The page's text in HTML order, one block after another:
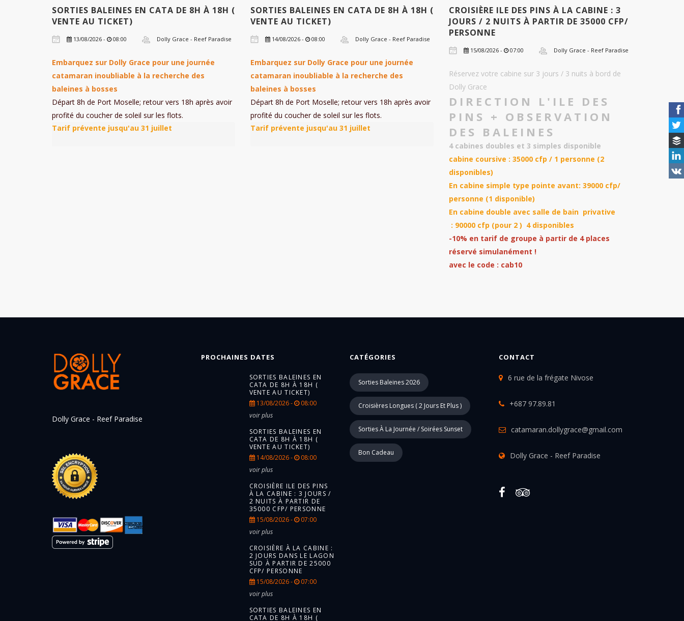
SORTIES BALEINES EN CATA DE 8H À 18H (
VENTE AU TICKET)
13/08/2026 - 08:00 Dolly Grace - Reef Paradise
Embarquez sur Dolly Grace pour une journée
catamaran inoubliable à la recherche des
baleines à bosses
Départ 8h de Port Moselle; retour vers 18h après avoir
profité du coucher de soleil sur les flots.
SORTIES BALEINES EN CATA DE 8H À 18H (
VENTE AU TICKET)
14/08/2026 - 08:00 Dolly Grace - Reef Paradise
Embarquez sur Dolly Grace pour une journée
catamaran inoubliable à la recherche des
baleines à bosses
Départ 8h de Port Moselle; retour vers 18h après avoir
profité du coucher de soleil sur les flots.
CROISIÈRE ILE DES PINS À LA CABINE : 3
JOURS / 2 NUITS À PARTIR DE 35000 CFP/
PERSONNE
15/08/2026 - 07:00 Dolly Grace - Reef Paradise
Réservez votre cabine sur 3 jours / 3 nuits à bord de
Dolly Grace
DIRECTION L'ILE DES
PINS + OBSERVATION
DES BALEINES
4 cabines doubles et 3 simples disponible
cabine coursive : 35000 cfp / 1 personne (2
disponibles)
En cabine simple type pointe avant: 39000 cfp/
personne (1 disponible)
En cabine double avec salle de bain privative
: 90000 cfp (pour 2 ) 4 disponibles
-10% en tarif de groupe à partir de 4 places
réservé simulanément !
avec le code : cab10
Dolly Grace - Reef Paradise
PROCHAINES DATES
SORTIES BALEINES EN
CATA DE 8H À 18H (
VENTE AU TICKET)
13/08/2026 -
08:00
voir plus
SORTIES BALEINES EN
CATA DE 8H À 18H (
VENTE AU TICKET)
14/08/2026 -
08:00
voir plus
CROISIÈRE ILE DES PINS
À LA CABINE : 3 JOURS /
2 NUITS À PARTIR DE
35000 CFP/ PERSONNE
15/08/2026 -
07:00
voir plus
CROISIÈRE À LA CABINE :
2 JOURS DANS LE LAGON
SUD À PARTIR DE 25000
CFP/ PERSONNE
15/08/2026 -
07:00
voir plus
SORTIES BALEINES EN
CATA DE 8H À 18H (
CATÉGORIES
Sorties Baleines 2026
Croisières Longues ( 2 Jours Et Plus )
Sorties À La Journée / Soirées Sunset
Bon Cadeau
CONTACT
6 rue de la frégate Nivose
+687 97.89.81
catamaran.dollygrace@gmail.com
Dolly Grace - Reef Paradise